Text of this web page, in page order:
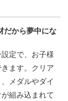
だから夢中にな
定で、お子様
ます。クリア
メダルやダイ
組み込まれて